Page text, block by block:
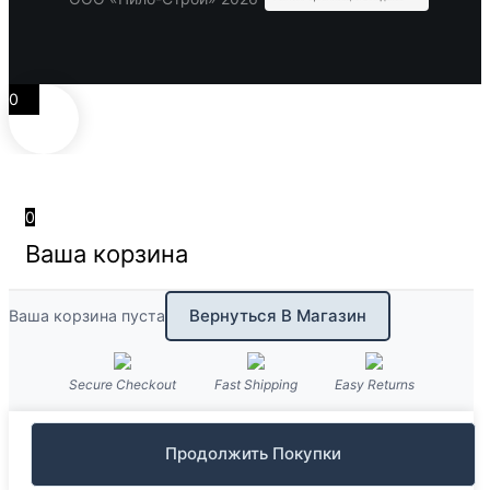
0
0
Ваша корзина
Ваша корзина пуста Вернуться В Магазин
Secure Checkout Fast Shipping Easy Returns
Продолжить Покупки